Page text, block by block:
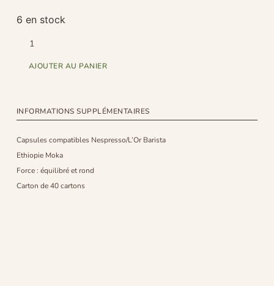
6 en stock
AJOUTER AU PANIER
INFORMATIONS SUPPLÉMENTAIRES
Capsules compatibles Nespresso/L’Or Barista
Ethiopie Moka
Force : équilibré et rond
Carton de 40 cartons